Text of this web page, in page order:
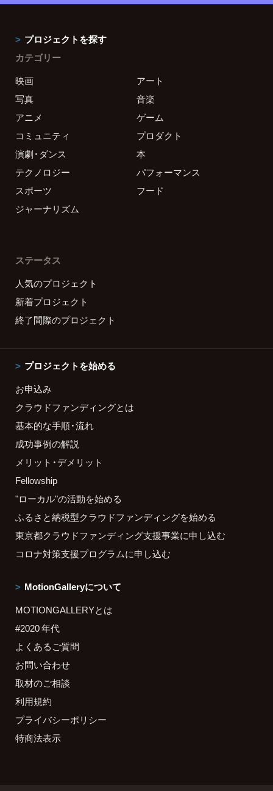
プロジェクトを探す
カテゴリー
映画
アート
写真
音楽
アニメ
ゲーム
コミュニティ
プロダクト
演劇・ダンス
本
テクノロジー
パフォーマンス
スポーツ
フード
ジャーナリズム
ステータス
人気のプロジェクト
新着プロジェクト
終了間際のプロジェクト
プロジェクトを始める
お申込み
クラウドファンディングとは
基本的な手順・流れ
成功事例の解説
メリット・デメリット
Fellowship
"ローカル"の活動を始める
ふるさと納税型クラウドファンディングを始める
東京都クラウドファンディング支援事業に申し込む
コロナ対策支援プログラムに申し込む
MotionGalleryについて
MOTIONGALLERYとは
#2020 年代
よくあるご質問
お問い合わせ
取材のご相談
利用規約
プライバシーポリシー
特商法表示